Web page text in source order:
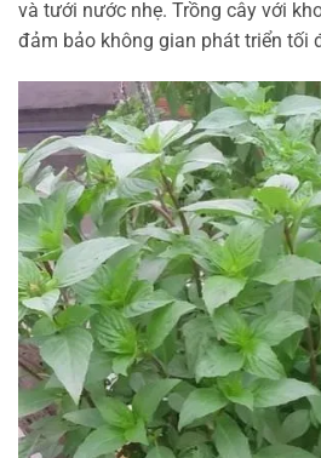
và tưới nước nhẹ. Trồng cây với
đảm bảo không gian phát triển tối